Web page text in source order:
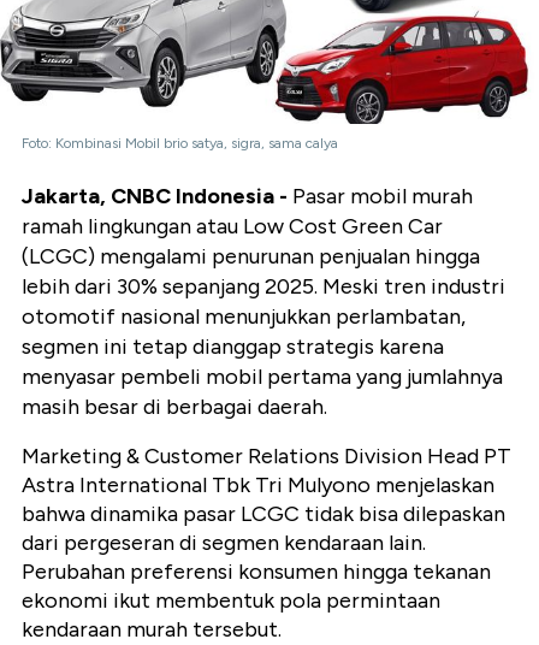
Foto: Kombinasi Mobil brio satya, sigra, sama calya
Jakarta, CNBC Indonesia - Pasar mobil murah
ramah lingkungan atau Low Cost Green Car
(LCGC) mengalami penurunan penjualan hingga
lebih dari 30% sepanjang 2025. Meski tren industri
otomotif nasional menunjukkan perlambatan,
segmen ini tetap dianggap strategis karena
menyasar pembeli mobil pertama yang jumlahnya
masih besar di berbagai daerah.
Marketing & Customer Relations Division Head PT
Astra International Tbk Tri Mulyono menjelaskan
bahwa dinamika pasar LCGC tidak bisa dilepaskan
dari pergeseran di segmen kendaraan lain.
Perubahan preferensi konsumen hingga tekanan
ekonomi ikut membentuk pola permintaan
kendaraan murah tersebut.